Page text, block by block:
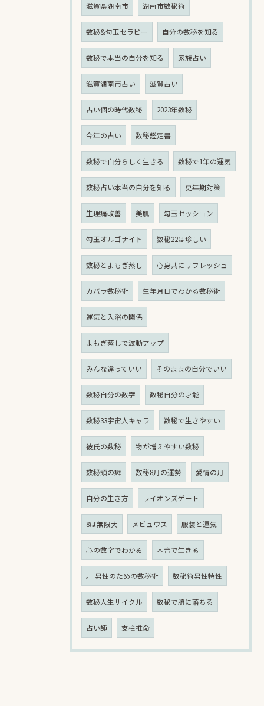
滋賀県湖南市 湖南市数秘術
数秘&勾玉セラピー 自分の数秘を知る
数秘で本当の自分を知る 家族占い
滋賀湖南市占い 滋賀占い
占い個の時代数秘 2023年数秘
今年の占い 数秘鑑定書
数秘で自分らしく生きる 数秘で1年の運気
数秘占い本当の自分を知る 更年期対策
生理痛改善 美肌 勾玉セッション
勾玉オルゴナイト 数秘22は珍しい
数秘とよもぎ蒸し 心身共にリフレッシュ
カバラ数秘術 生年月日でわかる数秘術
運気と入浴の関係
よもぎ蒸しで波動アップ
みんな違っていい そのままの自分でいい
数秘自分の数字 数秘自分の才能
数秘33宇宙人キャラ 数秘で生きやすい
彼氏の数秘 物が増えやすい数秘
数秘頭の癖 数秘8月の運勢 愛情の月
自分の生き方 ライオンズゲート
8は無限大 メビュウス 服装と運気
心の数字でわかる 本音で生きる
。 男性のための数秘術 数秘術男性特性
数秘人生サイクル 数秘で腑に落ちる
占い師 支柱推命